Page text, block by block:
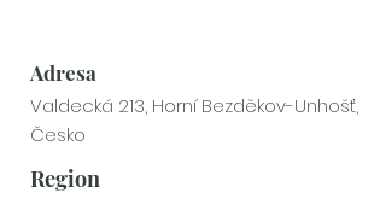
Adresa
Valdecká 213, Horní Bezděkov-Unhošť,
Česko
Region